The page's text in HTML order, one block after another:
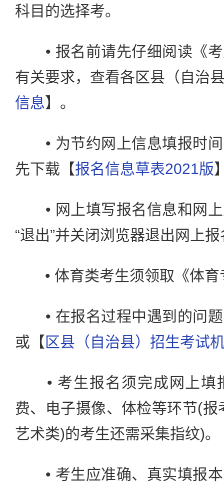
科目的选择考。
• 报名前请先仔细阅读《考
有关要求，查看各区县（自治
信息】。
• 为节约网上信息填报时间
先下载【报名信息草表2021版
• 网上填写报名信息和网上
“退出”并关闭浏览器退出网上
• 体育类考生须领取《体育
• 在报名过程中遇到的问题
或【 区县（自治县）招生考试
• 考生报名须完成网上填
费、电子摄像、体检等环节(
艺术类)的考生还需采集指纹)。
• 考生应准确、真实填报本